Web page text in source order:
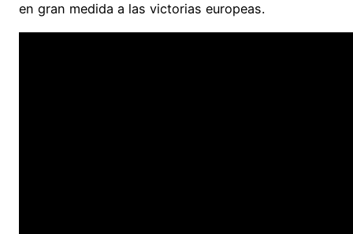
en gran medida a las victorias europeas.